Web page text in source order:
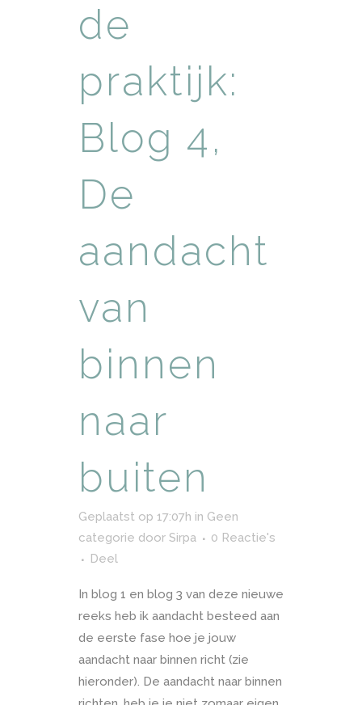
de
praktijk:
Blog 4,
De
aandacht
van
binnen
naar
buiten
Geplaatst op 17:07h in Geen
categorie door Sirpa
0 Reactie's
Deel
In blog 1 en blog 3 van deze nieuwe
reeks heb ik aandacht besteed aan
de eerste fase hoe je jouw
aandacht naar binnen richt (zie
hieronder). De aandacht naar binnen